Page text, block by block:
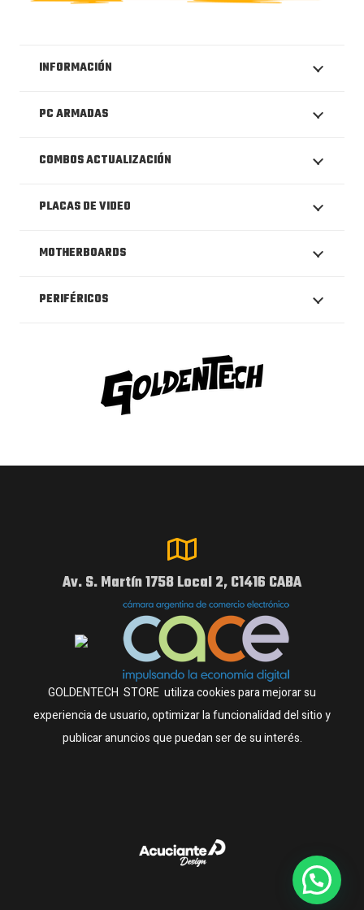
INFORMACIÓN
PC ARMADAS
COMBOS ACTUALIZACIÓN
PLACAS DE VIDEO
MOTHERBOARDS
PERIFÉRICOS
Av. S. Martín 1758 Local 2, C1416 CABA
GOLDENTECH STORE utiliza cookies para mejorar su
experiencia de usuario, optimizar la funcionalidad del sitio y
publicar anuncios que puedan ser de su interés.